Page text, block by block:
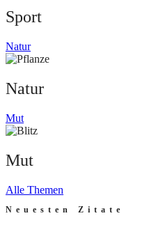
Sport
Natur
Natur
Mut
Mut
Alle Themen
Neuesten Zitate